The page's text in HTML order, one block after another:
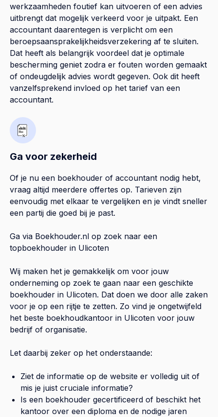
werkzaamheden foutief kan uitvoeren of een advies
uitbrengt dat mogelijk verkeerd voor je uitpakt. Een
accountant daarentegen is verplicht om een
beroepsaansprakelijkheidsverzekering af te sluiten.
Dat heeft als belangrijk voordeel dat je optimale
bescherming geniet zodra er fouten worden gemaakt
of ondeugdelijk advies wordt gegeven. Ook dit heeft
vanzelfsprekend invloed op het tarief van een
accountant.
Ga voor zekerheid
Of je nu een boekhouder of accountant nodig hebt,
vraag altijd meerdere offertes op. Tarieven zijn
eenvoudig met elkaar te vergelijken en je vindt sneller
een partij die goed bij je past.
Ga via Boekhouder.nl op zoek naar een
topboekhouder in Ulicoten
Wij maken het je gemakkelijk om voor jouw
onderneming op zoek te gaan naar een geschikte
boekhouder in Ulicoten. Dat doen we door alle zaken
voor je op een rijtje te zetten. Zo vind je ongetwijfeld
het beste boekhoudkantoor in Ulicoten voor jouw
bedrijf of organisatie.
Let daarbij zeker op het onderstaande:
Ziet de informatie op de website er volledig uit of
mis je juist cruciale informatie?
Is een boekhouder gecertificeerd of beschikt het
kantoor over een diploma en de nodige jaren